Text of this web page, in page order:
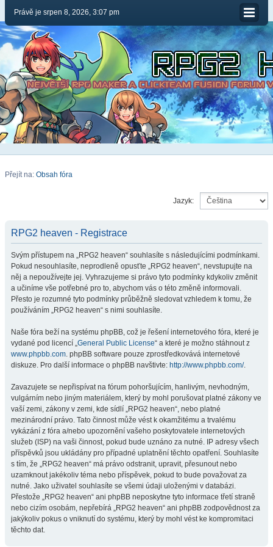
Právě je srpen 8, 2026, 3:07 pm
Přejít na: Obsah fóra
Jazyk:
RPG2 heaven - Registrace
Svým přístupem na „RPG2 heaven“ souhlasíte s následujícími podmínkami.
Pokud nesouhlasíte, neprodleně opusťte „RPG2 heaven“, nevstupujte na
něj a nepoužívejte jej. Vyhrazujeme si právo tyto podmínky kdykoliv změnit
a učiníme vše potřebné pro to, abychom vás o této změně informovali.
Přesto je rozumné tyto podmínky průběžně sledovat vzhledem k tomu, že
používáním „RPG2 heaven“ s nimi souhlasíte.
Naše fóra beží na systému phpBB, což je řešení internetového fóra, které je
vydané pod licencí „General Public License“ a které je možno stáhnout z
www.phpbb.com. phpBB software pouze zprostředkovává internetové
diskuze. Pro další informace o phpBB navštivte: http://www.phpbb.com/.
Zavazujete se nepřispívat na fórum pohoršujícím, hanlivým, nevhodným,
vulgárním nebo jiným materiálem, který by mohl porušovat platné zákony ve
vaší zemi, zákony v zemi, kde sídlí „RPG2 heaven“, nebo platné
mezinárodní právo. Tato činnost může vést k okamžitému a trvalému
vykázání z fóra a/nebo upozornění vašeho poskytovatele internetových
služeb (ISP) na vaši činnost, pokud bude uznáno za nutné. IP adresy všech
příspěvků jsou ukládány pro případné uplatnění těchto opatření. Souhlasíte
s tím, že „RPG2 heaven“ má právo odstranit, upravit, přesunout nebo
uzamknout jakékoliv téma nebo příspěvek, pokud to bude považovat za
nutné. Jako uživatel souhlasíte se všemi údaji uloženými v databázi.
Přestože „RPG2 heaven“ ani phpBB neposkytne tyto informace třetí straně
nebo cizím osobám, nepřebírá „RPG2 heaven“ ani phpBB zodpovědnost za
jakýkoliv pokus o vniknutí do systému, který by mohl vést ke kompromitaci
těchto dat.